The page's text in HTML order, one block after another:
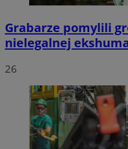
Grabarze pomylili
nielegalnej
26